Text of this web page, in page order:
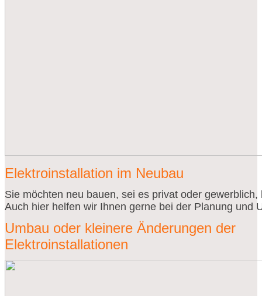
Elektroinstallation im Neubau
Sie möchten neu bauen, sei es privat oder
Auch hier helfen wir Ihnen gerne bei der Planung und
Umbau oder kleinere Änderungen der
Elektroinstallationen